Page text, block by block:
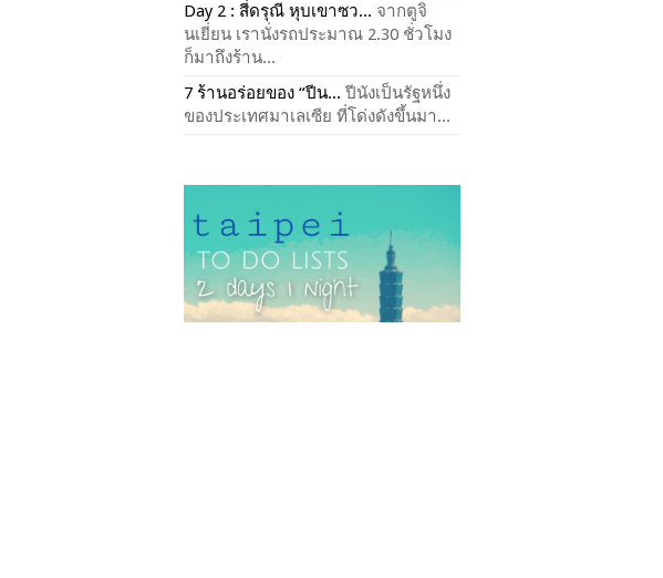
Day 2 : สี่ดรุณี หุบเขาซว... จากตูจิ
นเยี่ยน เรานั่งรถประมาณ 2.30 ชั่วโมง
ก็มาถึงร้าน...
7 ร้านอร่อยของ “ปีน... ปีนังเป็นรัฐหนึ่ง
ของประเทศมาเลเซีย ที่โด่งดังขึ้นมา...